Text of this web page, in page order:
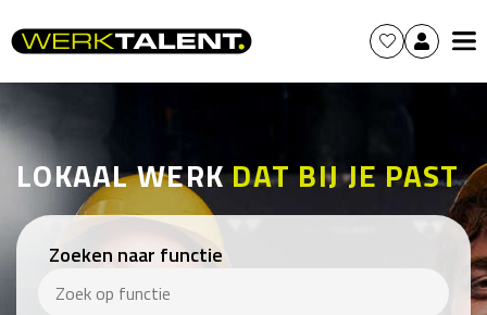
LOKAAL WERKDAT BIJ JE PAST
Zoeken naar functie